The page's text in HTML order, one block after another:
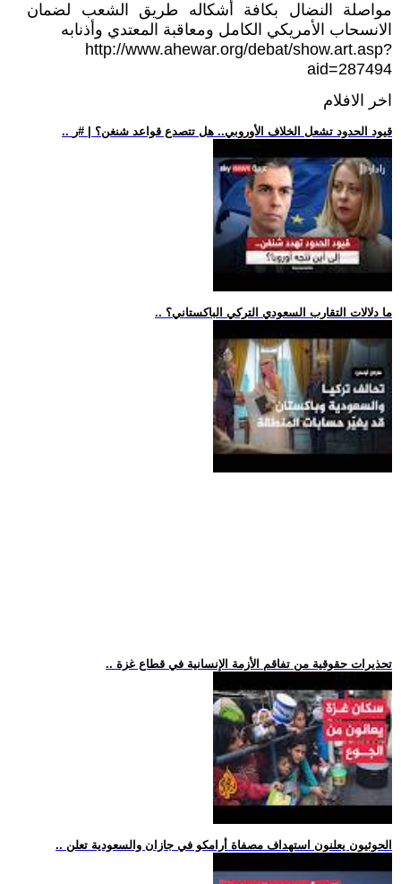
مواصلة النضال بكافة أشكاله طريق الشعب لضمان
الانسحاب الأمريكي الكامل ومعاقبة المعتدي وأذنابه
http://www.ahewar.org/debat/show.art.asp?
aid=287494
اخر الافلام
.. قيود الحدود تشعل الخلاف الأوروبي.. هل تتصدع قواعد شنغن؟ | #ر
.. ما دلالات التقارب السعودي التركي الباكستاني؟
.. تحذيرات حقوقية من تفاقم الأزمة الإنسانية في قطاع غزة
.. الحوثيون يعلنون استهداف مصفاة أرامكو في جازان والسعودية تعلن